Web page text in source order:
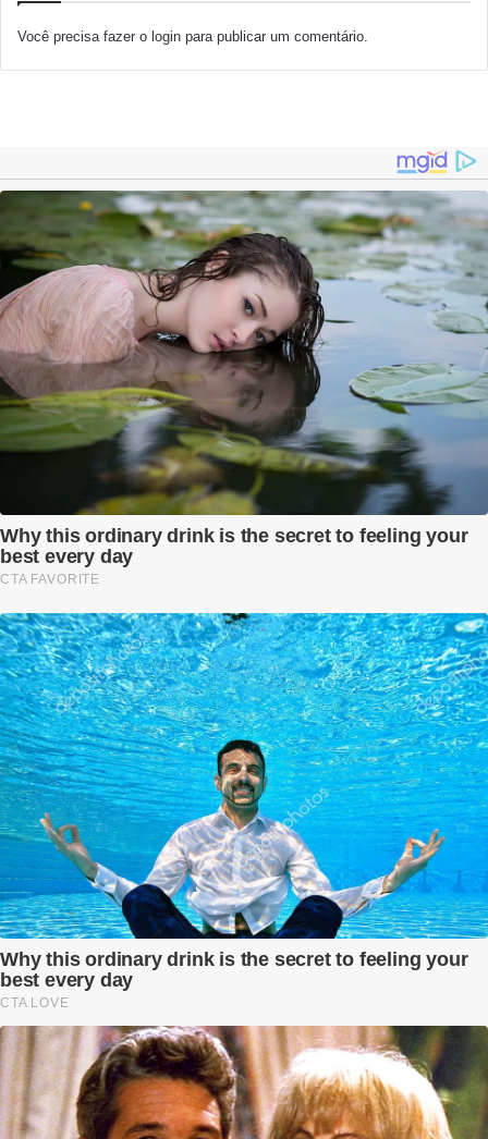
Você precisa fazer o login para publicar um comentário.